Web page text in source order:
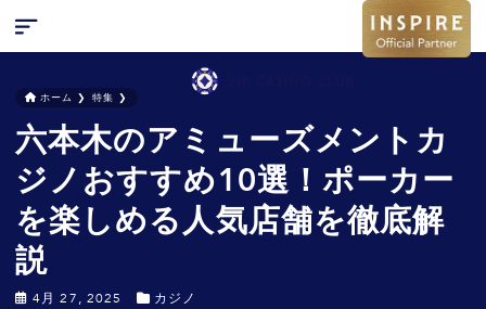
キャンペーン
お問い合わせ
特集
ニュース
検索
ホーム ❯ 特集 ❯
六本木のアミューズメントカ
ジノおすすめ10選！ポーカー
を楽しめる人気店舗を徹底解
説
4月 27, 2025 カジノ